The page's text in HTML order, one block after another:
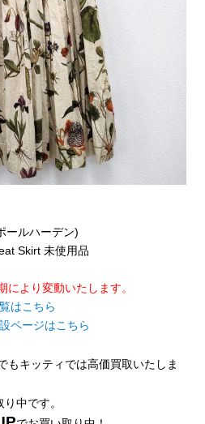
ールハーデン)
Skirt 未使用品
より変動いたします。
はこちら
ページはこちら
もキッティでは高価買取いたしま
中です。